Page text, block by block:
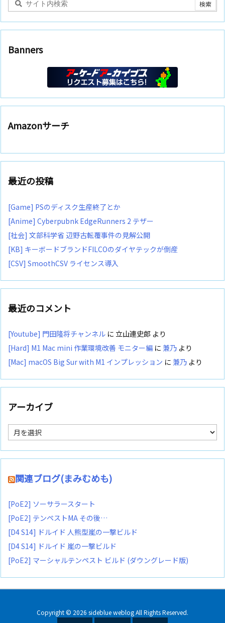
Banners
Amazonサーチ
最近の投稿
[Game] PSのディスク生産終了とか
[Anime] Cyberpubnk EdgeRunners 2 テザー
[社会] 文部科学省 辺野古転覆事件の見解公開
[KB] キーボードブランドFILCOのダイヤテックが倒産
[CSV] SmoothCSV ライセンス導入
最近のコメント
[Youtube] 門田隆将チャンネル に 立山連史郎 より
[Hard] M1 Mac mini 作業環境改善 モニター編 に 兼乃 より
[Mac] macOS Big Sur with M1 インプレッション に 兼乃 より
アーカイブ
ア
ー
カ
イ
関連ブログ(まみむめも)
[PoE2] ソーサラースタート
[PoE2] テンペストMA その後…
[D4 S14] ドルイド 人熊型嵐の一撃ビルド
[D4 S14] ドルイド 嵐の一撃ビルド
[PoE2] マーシャルテンペスト ビルド (ダウングレード版)
Copyright © 2026 sideblue weblogAll Rights Reserved.